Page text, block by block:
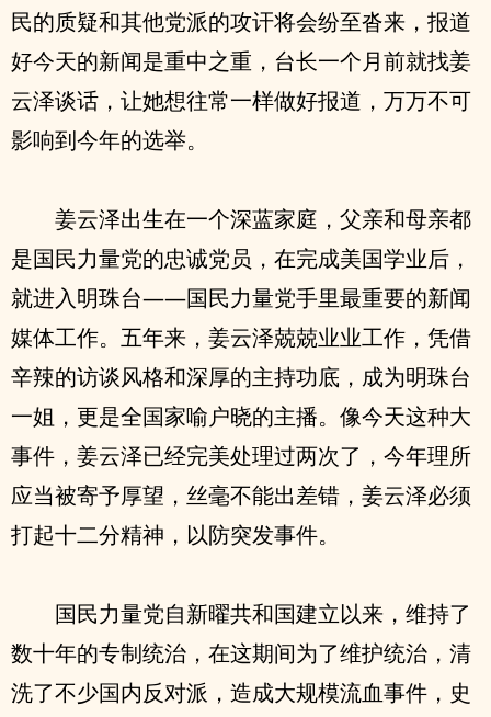
民的质疑和其他党派的攻讦将会纷至沓来，报道
好今天的新闻是重中之重，台长一个月前就找姜
云泽谈话，让她想往常一样做好报道，万万不可
影响到今年的选举。
姜云泽出生在一个深蓝家庭，父亲和母亲都
是国民力量党的忠诚党员，在完成美国学业后，
就进入明珠台——国民力量党手里最重要的新闻
媒体工作。五年来，姜云泽兢兢业业工作，凭借
辛辣的访谈风格和深厚的主持功底，成为明珠台
一姐，更是全国家喻户晓的主播。像今天这种大
事件，姜云泽已经完美处理过两次了，今年理所
应当被寄予厚望，丝毫不能出差错，姜云泽必须
打起十二分精神，以防突发事件。
国民力量党自新曜共和国建立以来，维持了
数十年的专制统治，在这期间为了维护统治，清
洗了不少国内反对派，造成大规模流血事件，史